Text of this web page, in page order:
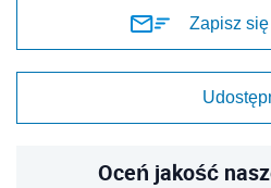
Zapisz
Oceń jakość